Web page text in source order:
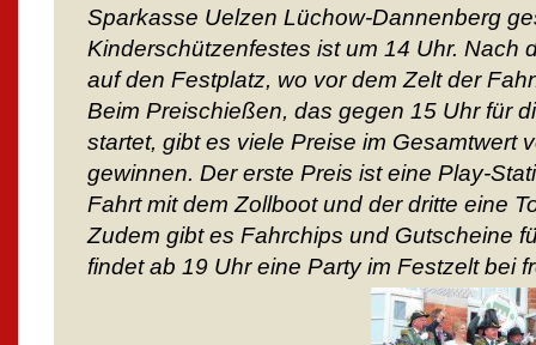
Sparkasse Uelzen Lüchow-Dannenberg
Kinderschützenfestes ist um 14 Uhr. Nach
auf den Festplatz, wo vor dem Zelt der
Beim Preischießen, das gegen 15 Uhr für
startet, gibt es viele Preise im Gesamtwert
gewinnen. Der erste Preis ist eine Play-
Fahrt mit dem Zollboot und der dritte eine
Zudem gibt es Fahrchips und Gutscheine
findet ab 19 Uhr eine Party im Festzelt bei